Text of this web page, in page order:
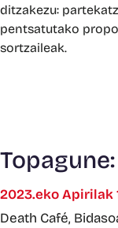
ditzakezu:
pentsatutako
sortzaileak.
2023.eko Apirilak
Death Café,